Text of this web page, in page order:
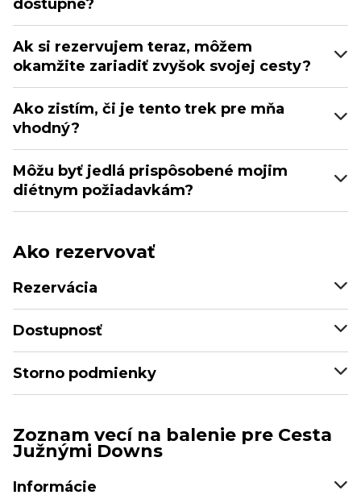
dostupné?
Ak si rezervujem teraz, môžem
okamžite zariadiť zvyšok svojej cesty?
Ako zistím, či je tento trek pre mňa
vhodný?
Môžu byť jedlá prispôsobené mojim
diétnym požiadavkám?
Ako rezervovať
Rezervácia
Dostupnosť
Storno podmienky
Zoznam vecí na balenie pre Cesta
Južnými Downs
Informácie